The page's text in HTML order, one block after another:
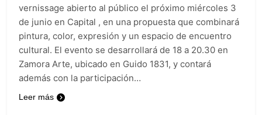
vernissage abierto al público el próximo miércoles 3
de junio en Capital , en una propuesta que combinará
pintura, color, expresión y un espacio de encuentro
cultural. El evento se desarrollará de 18 a 20.30 en
Zamora Arte, ubicado en Guido 1831, y contará
además con la participación…
Leer más